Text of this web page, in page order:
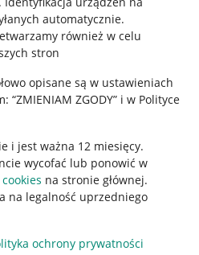
automatycznie.
również w celu
stron
opisane są w ustawieniach
ZGODY” i w Polityce
i jest ważna 12 miesięcy.
wycofać lub ponowić w
na stronie głównej.
na legalność uprzedniego
ochrony prywatności
Cyfrowych